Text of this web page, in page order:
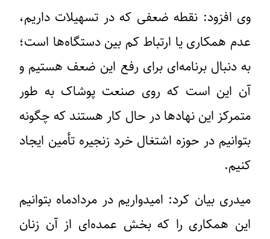
وی افزود: نقطه ضعفی که در تسهیلات داریم،
عدم همکاری یا ارتباط کم بین دستگاه‌ها است؛
به دنبال برنامه‌ای برای رفع این ضعف هستیم و
آن این است که روی صنعت پوشاک به طور
متمرکز این نهادها در حال کار هستند که چگونه
بتوانیم در حوزه اشتغال خرد زنجیره تأمین ایجاد
کنیم.
میدری بیان کرد: امیدواریم در مردادماه بتوانیم
این همکاری را که بخش عمده‌ای از آن زنان